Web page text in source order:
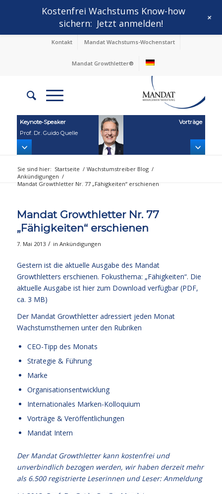
Kontakt Mandat Wachstums-Wochenstart
Mandat Growthletter®
Keynote‑Speaker
Prof. Dr. Guido Quelle
Vorträge
Sie sind hier: Startseite / Wachstumstreiber Blog /
Ankündigungen /
Mandat Growthletter Nr. 77 „Fähigkeiten“ erschienen
Mandat Growthletter Nr. 77
„Fähigkeiten“ erschienen
7. Mai 2013 / in Ankündigungen
Gestern ist die aktuelle Ausgabe des Mandat
Growthletters erschienen. Fokusthema: „Fähigkeiten“. Die
aktuelle Ausgabe ist hier zum Download verfügbar (PDF,
ca. 3 MB)
Der Mandat Growthletter adressiert jeden Monat
Wachstumsthemen unter den Rubriken
CEO-Tipp des Monats
Strategie & Führung
Marke
Organisationsentwicklung
Internationales Marken-Kolloquium
Vorträge & Veröffentlichungen
Mandat Intern
Der Mandat Growthletter kann kostenfrei und
unverbindlich bezogen werden, wir haben derzeit mehr
als 6.500 registrierte Leserinnen und Leser:Anmeldung
Kostenfrei Wachstums Know-how
sichern: Jetzt anmelden! +